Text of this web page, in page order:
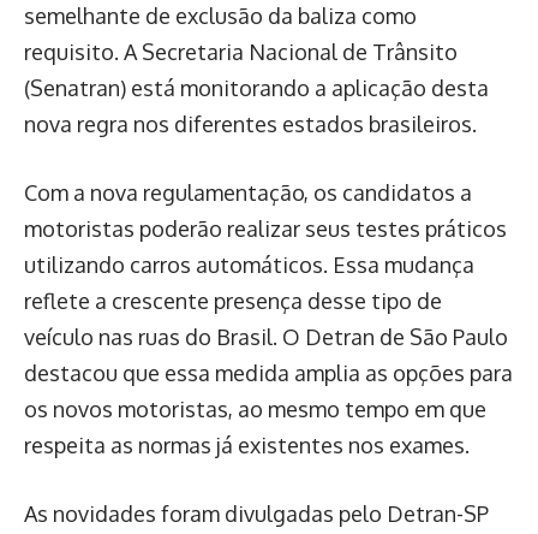
semelhante de exclusão da baliza como
requisito. A Secretaria Nacional de Trânsito
(Senatran) está monitorando a aplicação desta
nova regra nos diferentes estados brasileiros.
Com a nova regulamentação, os candidatos a
motoristas poderão realizar seus testes práticos
utilizando carros automáticos. Essa mudança
reflete a crescente presença desse tipo de
veículo nas ruas do Brasil. O Detran de São Paulo
destacou que essa medida amplia as opções para
os novos motoristas, ao mesmo tempo em que
respeita as normas já existentes nos exames.
As novidades foram divulgadas pelo Detran-SP